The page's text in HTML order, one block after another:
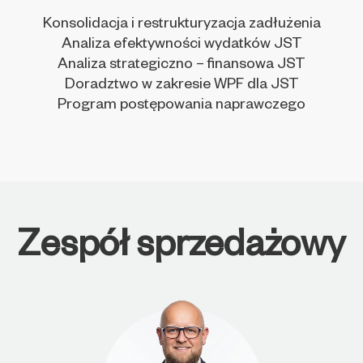
Konsolidacja i restrukturyzacja zadłużenia
Analiza efektywności wydatków JST
Analiza strategiczno – finansowa JST
Doradztwo w zakresie WPF dla JST
Program postępowania naprawczego
Zespół sprzedażowy